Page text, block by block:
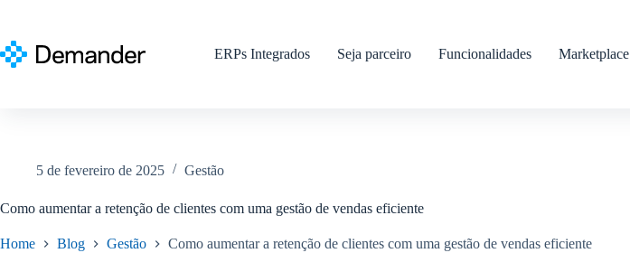
conteúdo
ERPs Integrados Seja parceiro Funcionalidades Marketplace
5 de fevereiro de 2025 Gestão
Como aumentar a retenção de clientes com uma gestão de vendas eficiente
Home Blog Gestão Como aumentar a retenção de clientes com uma gestão de vendas eficiente